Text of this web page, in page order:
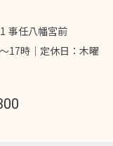
事任八幡宮前
17時｜定休日：木曜